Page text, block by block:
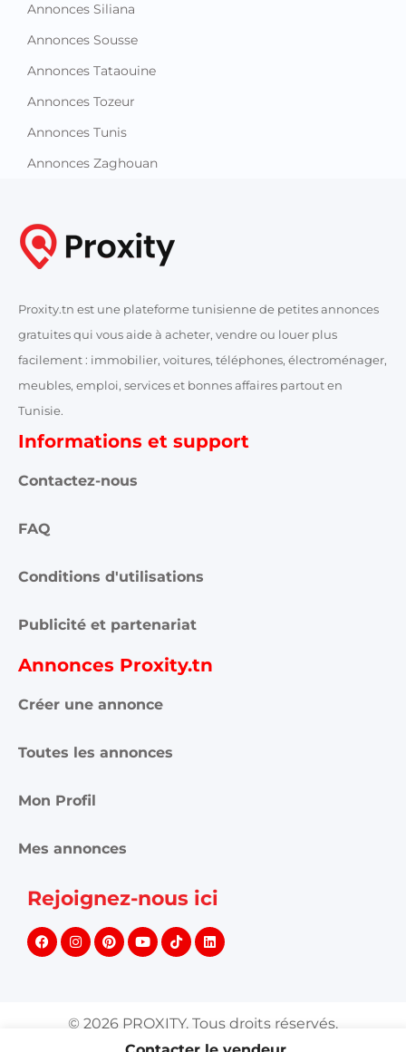
Annonces Siliana
Annonces Sousse
Annonces Tataouine
Annonces Tozeur
Annonces Tunis
Annonces Zaghouan
Proxity.tn est une plateforme tunisienne de petites annonces
gratuites qui vous aide à acheter, vendre ou louer plus
facilement : immobilier, voitures, téléphones, électroménager,
meubles, emploi, services et bonnes affaires partout en
Tunisie.
Informations et support
Contactez-nous
FAQ
Conditions d'utilisations
Publicité et partenariat
Annonces Proxity.tn
Créer une annonce
Toutes les annonces
Mon Profil
Mes annonces
Rejoignez-nous ici
© 2026 PROXITY. Tous droits réservés.